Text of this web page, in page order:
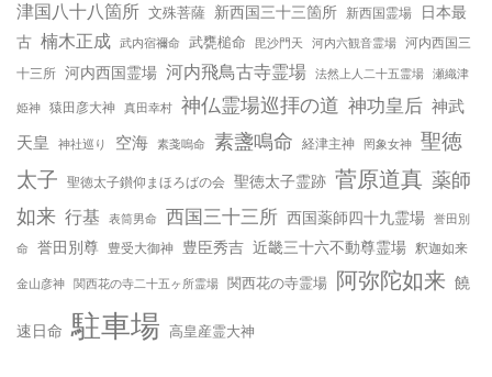
津国八十八箇所 文殊菩薩 新西国三十三箇所 新西国霊場
日本最
古 楠木正成 武内宿禰命 武甕槌命 毘沙門天 河内六観音霊場
河内西国三
十三所 河内西国霊場 河内飛鳥古寺霊場 法然上人二十五霊場 瀬織津
姫神 猿田彦大神 真田幸村 神仏霊場巡拝の道 神功皇后 神武
天皇
神社巡り 空海 素戔嗚命 素盞鳴命 経津主神 罔象女神
聖徳
太子
聖徳太子鑚仰まほろばの会 聖徳太子霊跡 菅原道真 薬師
如来 行基 表筒男命 西国三十三所 西国薬師四十九霊場 誉田別
命
誉田別尊 豊受大御神 豊臣秀吉 近畿三十六不動尊霊場 釈迦如来
金山彦神 関西花の寺二十五ヶ所霊場 関西花の寺霊場 阿弥陀如来 饒
速日命 駐車場 高皇産霊大神